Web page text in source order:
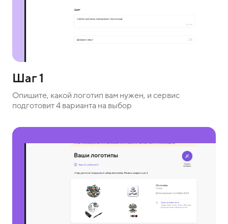
Шаг 1
Опишите, какой логотип вам нужен, и сервис
подготовит 4 варианта на выбор